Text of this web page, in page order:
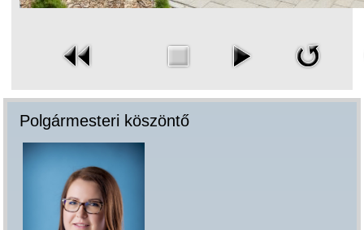
Polgármesteri köszöntő